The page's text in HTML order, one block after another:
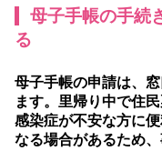
母子手帳の手続
る
母子手帳の申請は、
ます。里帰り中で住
感染症が不安な方に
なる場合があるため